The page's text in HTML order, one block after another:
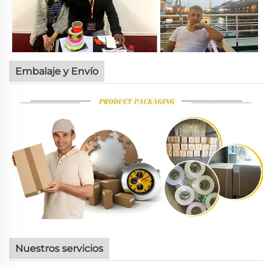
Embalaje y Envío
Nuestros servicios